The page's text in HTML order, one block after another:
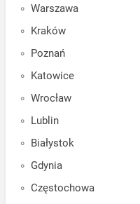
Warszawa
Kraków
Poznań
Katowice
Wrocław
Lublin
Białystok
Gdynia
Częstochowa